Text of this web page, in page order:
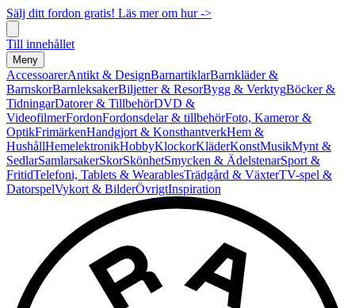
Sälj ditt fordon gratis! Läs mer om hur ->
Till innehållet
Meny
AccessoarerAntikt & DesignBarnartiklarBarnkläder &
BarnskorBarnleksakerBiljetter & ResorBygg & VerktygBöcker &
TidningarDatorer & TillbehörDVD &
VideofilmerFordonFordonsdelar & tillbehörFoto, Kameror &
OptikFrimärkenHandgjort & KonsthantverkHem &
HushållHemelektronikHobbyKlockorKläderKonstMusikMynt &
SedlarSamlarsakerSkorSkönhetSmycken & ÄdelstenarSport &
FritidTelefoni, Tablets & WearablesTrädgård & VäxterTV-spel &
DatorspelVykort & BilderÖvrigtInspiration